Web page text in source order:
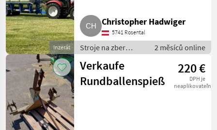
Inzerát
Christopher Hadwiger
5741 Rosental
Stroje na zber
objemových krmív /
transportéry
balíkov
2 měsíců online
Verkaufe
Rundballenspieß
220 €
DPH je
neaplikovateľné